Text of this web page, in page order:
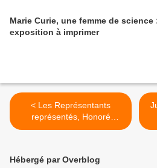
Marie Curie, une femme de science
exposition à imprimer
< Les Représentants
représentés, Honoré
Daumier
Hébergé par Overblog